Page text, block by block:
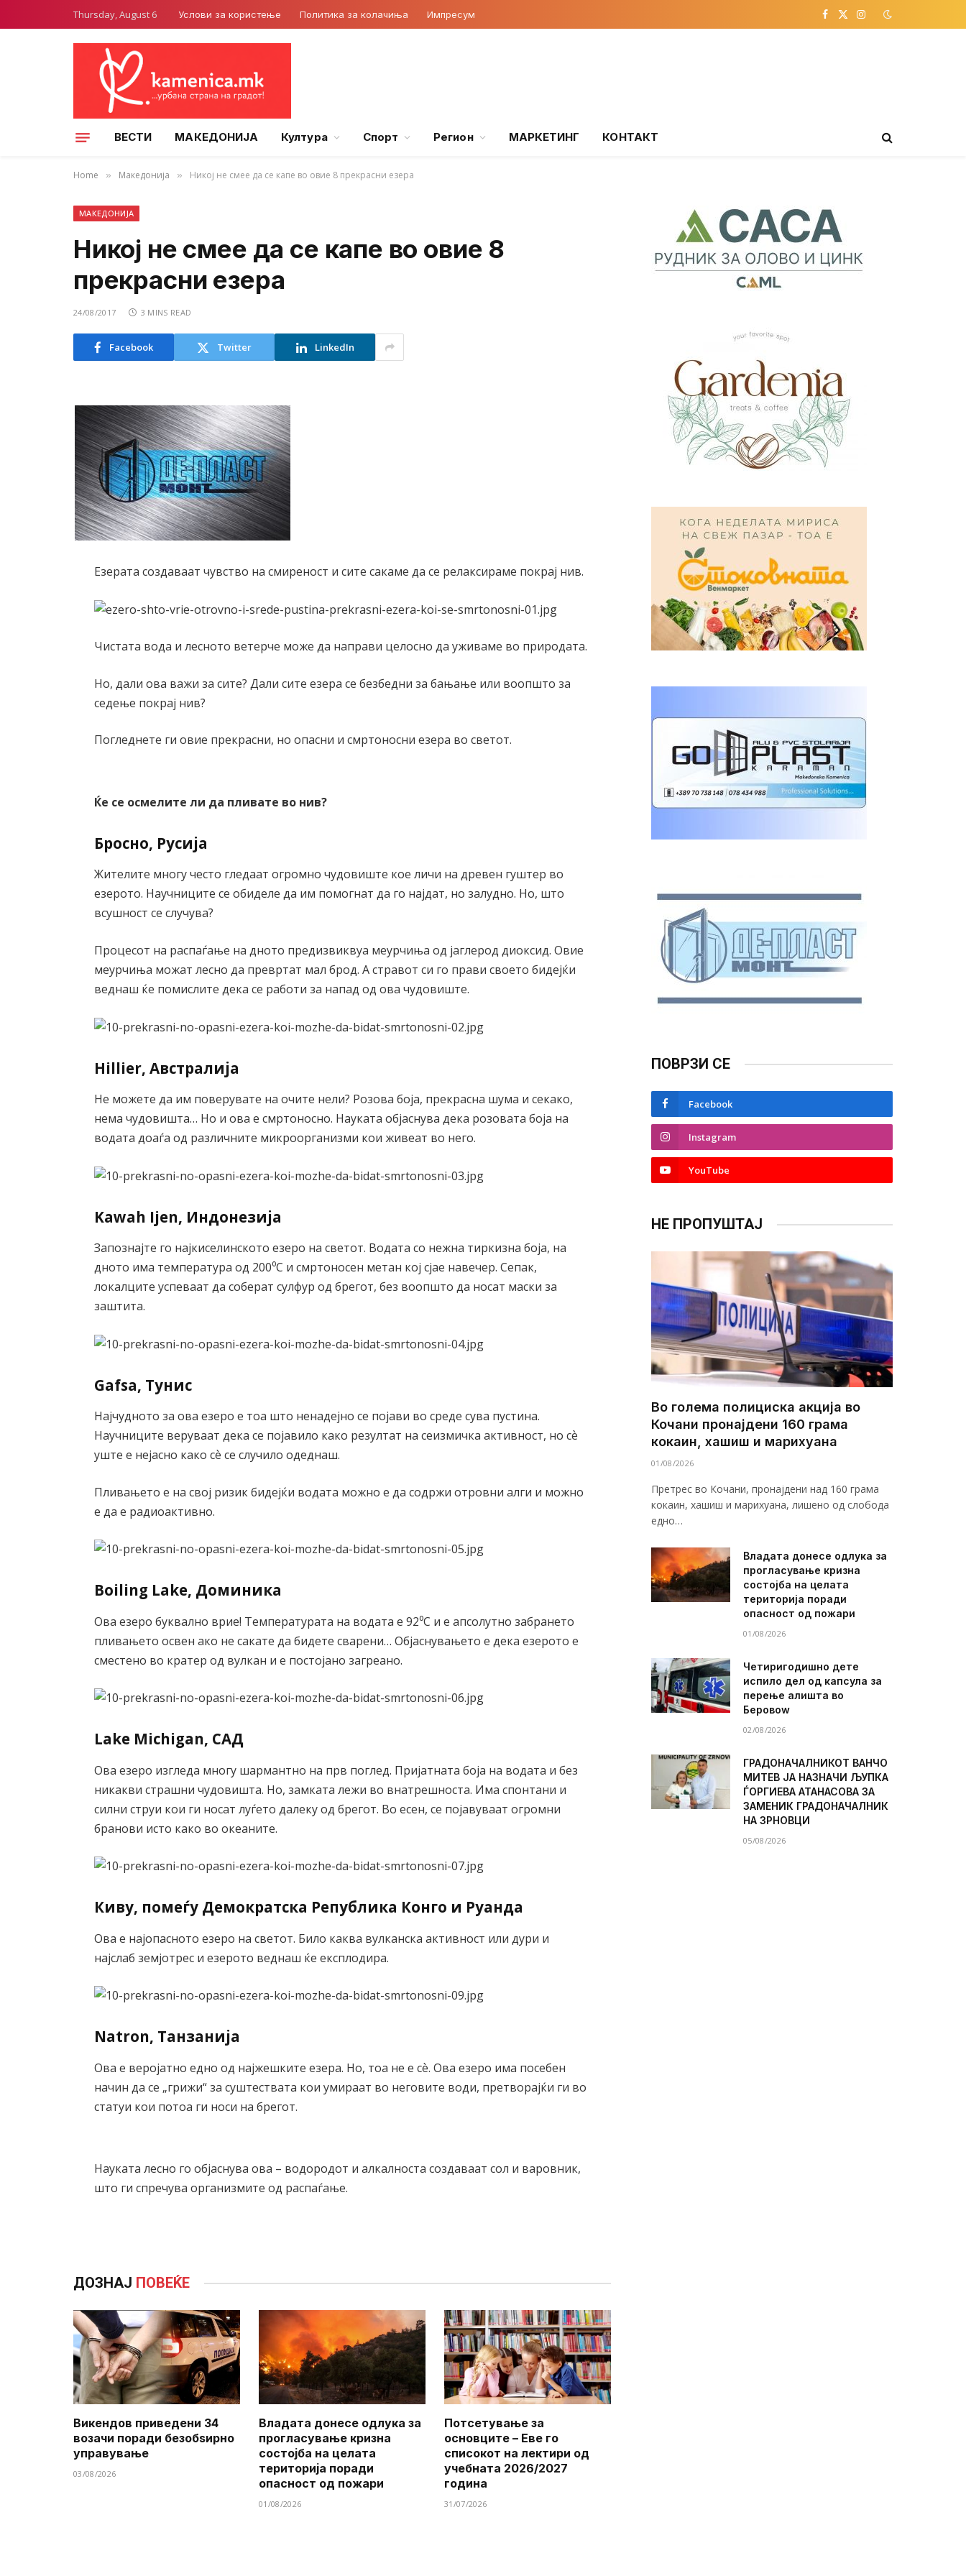
Thursday, August 6 Услови за користење Политика за колачиња Импресум Facebook
X
Instagram
ВЕСТИ МАКЕДОНИЈА Култура Спорт Регион МАРКЕТИНГ КОНТАКТ
Home » Македонија » Никој не смее да се капе во овие 8 прекрасни езера
МАКЕДОНИЈА
Никој не смее да се капе во овие 8
прекрасни езера
24/08/2017 3 MINS READ
Facebook Twitter LinkedIn
Езерата создаваат чувство на смиреност и сите сакаме да се релаксираме покрај нив.
Чистата вода и лесното ветерче може да направи целосно да уживаме во природата.
Но, дали ова важи за сите? Дали сите езера се безбедни за бањање или воопшто за
седење покрај нив?
Погледнете ги овие прекрасни, но опасни и смртоносни езера во светот.
Ќе се осмелите ли да пливате во нив?
Бросно, Русија
Жителите многу често гледаат огромно чудовиште кое личи на древен гуштер во
езерото. Научниците се обиделе да им помогнат да го најдат, но залудно. Но, што
всушност се случува?
Процесот на распаѓање на дното предизвиквуа меурчиња од јаглерод диоксид. Овие
меурчиња можат лесно да превртат мал брод. А стравот си го прави своето бидејќи
веднаш ќе помислите дека се работи за напад од ова чудовиште.
Hillier, Австралија
Не можете да им поверувате на очите нели? Розова боја, прекрасна шума и секако,
нема чудовишта… Но и ова е смртоносно. Науката објаснува дека розовата боја на
водата доаѓа од различните микроорганизми кои живеат во него.
Kawah Ijen, Индонезија
Запознајте го најкиселинското езеро на светот. Водата со нежна тиркизна боја, на
дното има температура од 200⁰С и смртоносен метан кој сјае навечер. Сепак,
локалците успеваат да соберат сулфур од брегот, без воопшто да носат маски за
заштита.
Gafsa, Тунис
Најчудното за ова езеро е тоа што ненадејно се појави во среде сува пустина.
Научниците веруваат дека се појавило како резултат на сеизмичка активност, но сѐ
уште е нејасно како сѐ се случило одеднаш.
Пливањето е на свој ризик бидејќи водата можно е да содржи отровни алги и можно
е да е радиоактивно.
Boiling Lake, Доминикa
Ова езеро буквално врие! Температурата на водата е 92⁰С и е апсолутно забрането
пливањето освен ако не сакате да бидете сварени… Објаснувањето е дека езерото е
сместено во кратер од вулкан и е постојано загреано.
Lake Michigan, САД
Ова езеро изгледа многу шармантно на прв поглед. Пријатната боја на водата и без
никакви страшни чудовишта. Но, замката лежи во внатрешноста. Има спонтани и
силни струи кои ги носат луѓето далеку од брегот. Во есен, се појавуваат огромни
бранови исто како во океаните.
Киву, помеѓу Демократска Република Конго и Руанда
Ова е најопасното езеро на светот. Било каква вулканска активност или дури и
најслаб земјотрес и езерото веднаш ќе експлодира.
Natron, Танзанија
Ова е веројатно едно од најжешките езера. Но, тоа не е сѐ. Ова езеро има посебен
начин да се „грижи“ за суштествата кои умираат во неговите води, претворајќи ги во
статуи кои потоа ги носи на брегот.
Науката лесно го објаснува ова – водородот и алкалноста создаваат сол и варовник,
што ги спречува организмите од распаѓање.
ДОЗНАЈ ПОВЕЌЕ
Викендов приведени 34
возачи поради безобѕирно
управување
03/08/2026
Владата донесе одлука за
прогласување кризна
состојба на целата
територија поради
опасност од пожари
01/08/2026
Потсетување за
основците – Еве го
списокот на лектири од
учебната 2026/2027
година
31/07/2026
ПОВРЗИ СЕ
Facebook
Instagram
YouTube
НЕ ПРОПУШТАЈ
Во голема полициска акција во
Кочани пронајдени 160 грама
кокаин, хашиш и марихуана
01/08/2026
Претрес во Кочани, пронајдени над 160 грама
кокаин, хашиш и марихуана, лишено од слобода
едно…
Владата донесе одлука за
прогласување кризна
состојба на целата
територија поради
опасност од пожари
01/08/2026
Четиригодишно дете
испило дел од капсула за
перење алишта во
Беровоw
02/08/2026
ГРАДОНАЧАЛНИКОТ ВАНЧО
МИТЕВ ЈА НАЗНАЧИ ЉУПКА
ЃОРГИЕВА АТАНАСОВА ЗА
ЗАМЕНИК ГРАДОНАЧАЛНИК
НА ЗРНОВЦИ
05/08/2026